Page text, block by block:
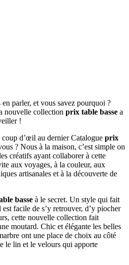
parler, et vous savez pourquoi ?
nouvelle collection prix table basse a
!
d’œil au dernier Catalogue prix
? Nous à la maison, c’est simple on
créatifs ayant collaborer à cette
aux voyages, à la couleur, aux
artisanales et à la découverte de
basse à le secret. Un style qui fait
facile de s’y retrouver, d’y piocher
cette nouvelle collection fait
moutard. Chic et élégante les belles
ont une place de choix au côté
le lin et le velours qui apporte